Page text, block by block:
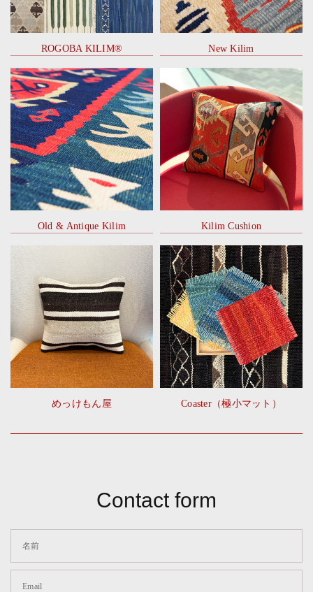
ROGOBA KILIM® New Kilim
Old & Antique Kilim Kilim Cushion
めっけもん屋 Coaster（極小マット）
Contact form
名前
Email